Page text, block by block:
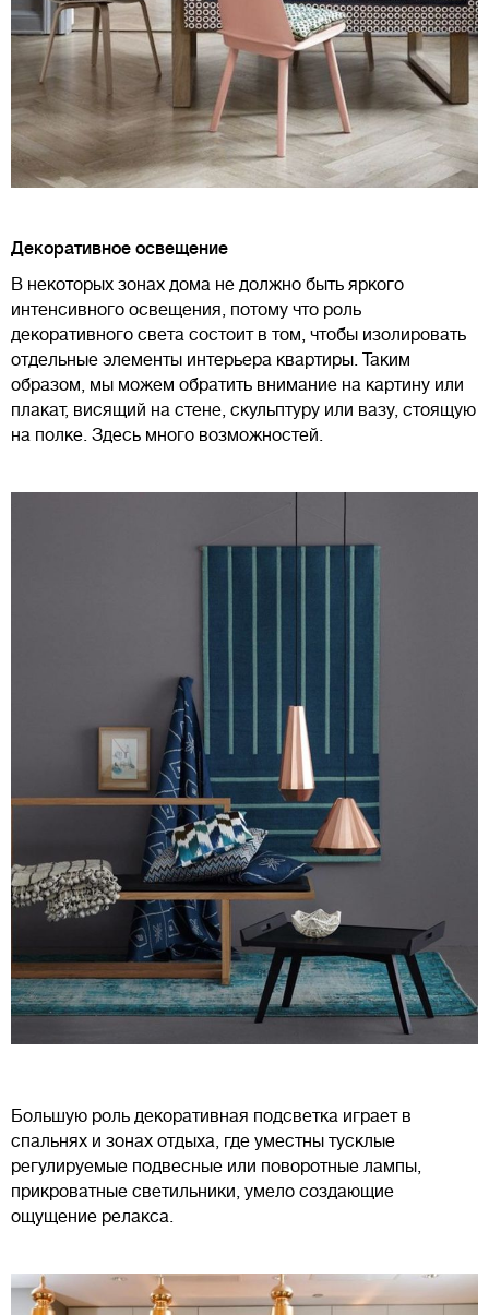
Декоративное освещение
В некоторых зонах дома не должно быть яркого
интенсивного освещения, потому что роль
декоративного света состоит в том, чтобы изолировать
отдельные элементы интерьера квартиры. Таким
образом, мы можем обратить внимание на картину или
плакат, висящий на стене, скульптуру или вазу, стоящую
на полке. Здесь много возможностей.
Большую роль декоративная подсветка играет в
спальнях и зонах отдыха, где уместны тусклые
регулируемые подвесные или поворотные лампы,
прикроватные светильники, умело создающие
ощущение релакса.